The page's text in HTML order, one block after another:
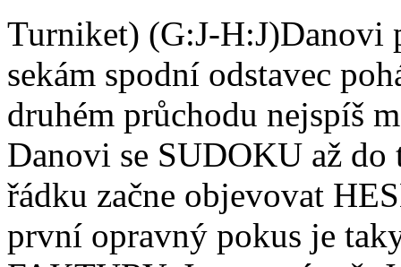
Turniket) (G:J-H:J)Danovi
sekám spodní odstavec
druhém průchodu nejspíš
Danovi se SUDOKU až do
řádku začne objevovat
první opravný pokus je